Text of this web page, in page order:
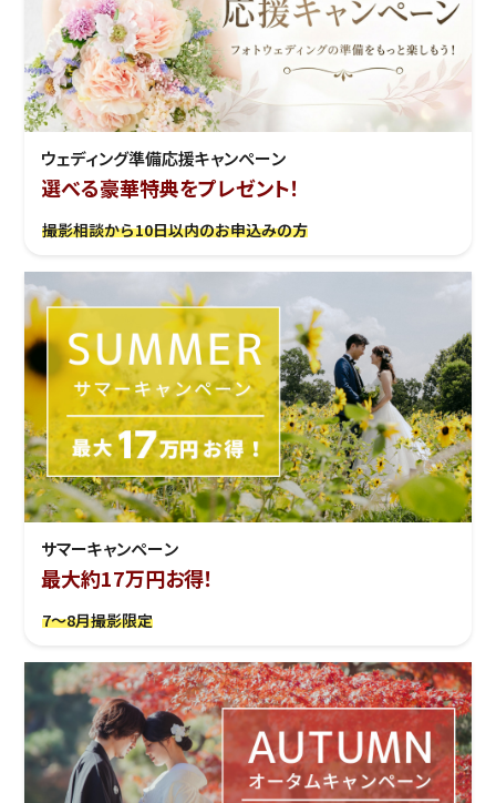
ウェディング準備応援キャンぺーン
選べる豪華特典をプレゼント！
撮影相談から10日以内のお申込みの方
サマーキャンペーン
最大約17万円お得！
7～8月撮影限定